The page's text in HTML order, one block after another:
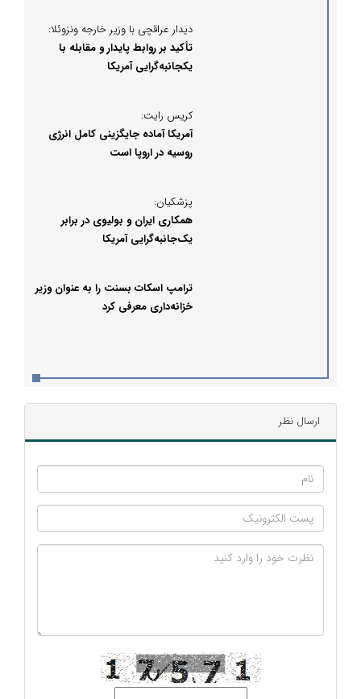
دیدار عراقچی با وزیر خارجه ونزوئلا:
تأکید بر روابط پایدار و مقابله با
یکجانبه‌گرایی آمریکا
کریس رایت:
آمریکا آماده جایگزینی کامل انرژی
روسیه در اروپا است
پزشکیان:
همکاری ایران و بولیوی در برابر
یک‌جانبه‌گرایی آمریکا
ترامپ اسکات بسنت را به عنوان وزیر
خزانه‌داری معرفی کرد
ارسال نظر